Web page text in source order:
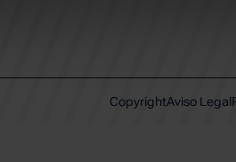
CopyrightAviso Legal